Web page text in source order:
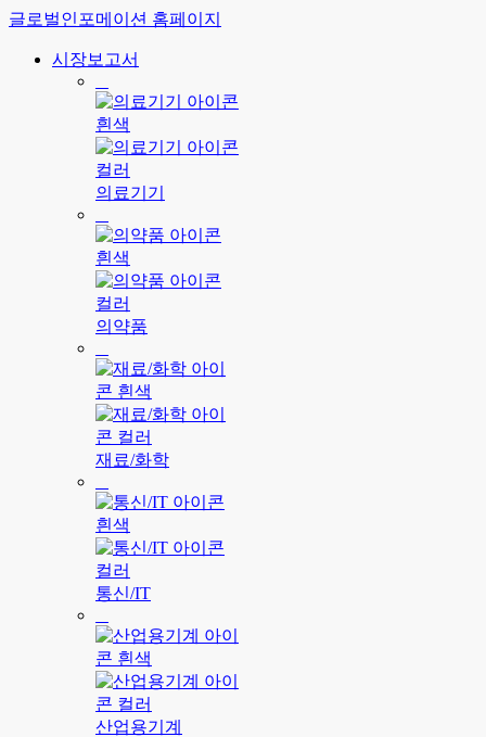
글로벌인포메이션 홈페이지
시장보고서
의료기기
의약품
재료/화학
통신/IT
산업용기계